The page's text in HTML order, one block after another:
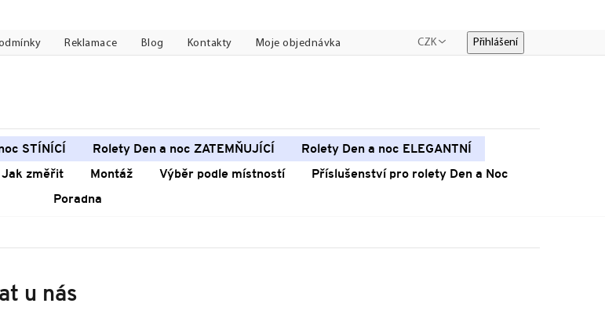
Reklamace Blog Kontakty Moje objednávka CZK Přihlášení
STÍNÍCÍ Rolety Den a noc ZATEMŇUJÍCÍ
Rolety Den a noc ELEGANTNÍ
Jak změřit Montáž Výběr podle místností
Příslušenství pro rolety Den a Noc
Poradna
u nás